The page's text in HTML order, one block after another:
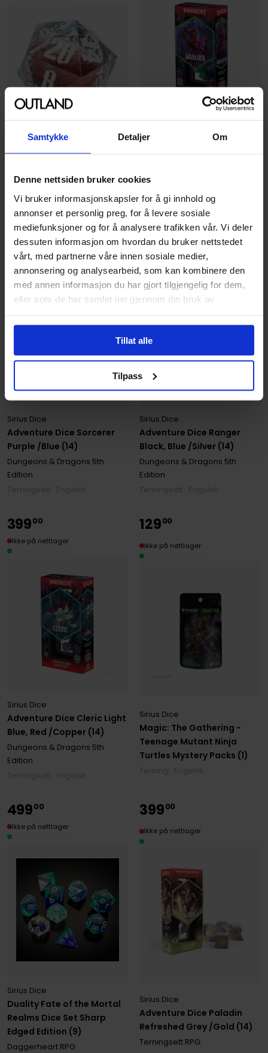
Samtykke Detaljer Om
Denne nettsiden bruker cookies
Vi bruker informasjonskapsler for å gi innhold og
annonser et personlig preg, for å levere sosiale
mediefunksjoner og for å analysere trafikken vår. Vi deler
dessuten informasjon om hvordan du bruker nettstedet
vårt, med partnerne våre innen sosiale medier,
annonsering og analysearbeid, som kan kombinere den
med annen informasjon du har gjort tilgjengelig for dem,
eller som de har samlet inn gjennom din bruk av
Tillat alle
Tilpass
Snow Globe 54mm D20
/Silver Terning
Sirius Dice
Terning · Engelsk
Sirius Dice
Dungeons & Dragons 5th
Terningsett · Engelsk
Adventure Dice Sorcerer
Purple /Blue (14)
Sirius Dice
Dungeons & Dragons 5th
Edition
399
Ikke på nettlager
Adventure Dice Ranger
Black, Blue /Silver (14)
Sirius Dice
Dungeons & Dragons 5th
Edition
399
Ikke på nettlager
Adventure Dice Cleric Light
Blue, Red /Copper (14)
Sirius Dice
Dungeons & Dragons 5th
Edition
39900
Ikke på nettlager
Magic: The Gathering -
Teenage Mutant Ninja
Turtles Mystery Packs (1)
Sirius Dice
12900
Ikke på nettlager
Duality Fate of the Mortal
Realms Dice Set Sharp
Edged Edition (9)
Sirius Dice
Daggerheart RPG
49900
Ikke på nettlager
Adventure Dice Paladin
Refreshed Grey /Gold (14)
Sirius Dice
Terningsett RPG
39900
Ikke på nettlager